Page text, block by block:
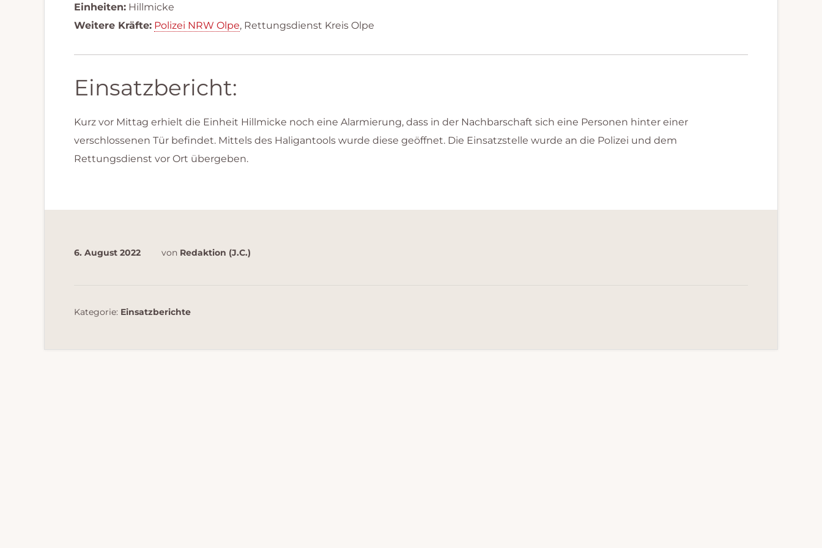
Einheiten: Hillmicke
Weitere Kräfte: Polizei NRW Olpe, Rettungsdienst Kreis Olpe
Einsatzbericht:
Kurz vor Mittag erhielt die Einheit Hillmicke noch eine Alarmierung, dass in der Nachbarschaft sich eine Personen hinter einer
verschlossenen Tür befindet. Mittels des Haligantools wurde diese geöffnet. Die Einsatzstelle wurde an die Polizei und dem
Rettungsdienst vor Ort übergeben.
6. August 2022 von Redaktion (J.C.)
Kategorie: Einsatzberichte